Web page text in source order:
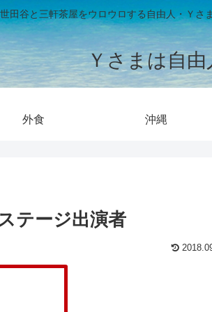
田谷と三軒茶屋をウロウロする自由人・Ｙさ
Ｙさまは自由
外食 沖縄
テージ出演者